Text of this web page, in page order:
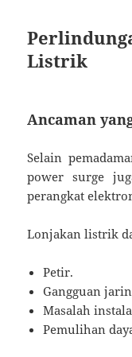
Listrik
Ancaman
Selain
power surge
perangkat
Lonjakan listrik
Petir.
Gangguan
Masalah
Pemulihan